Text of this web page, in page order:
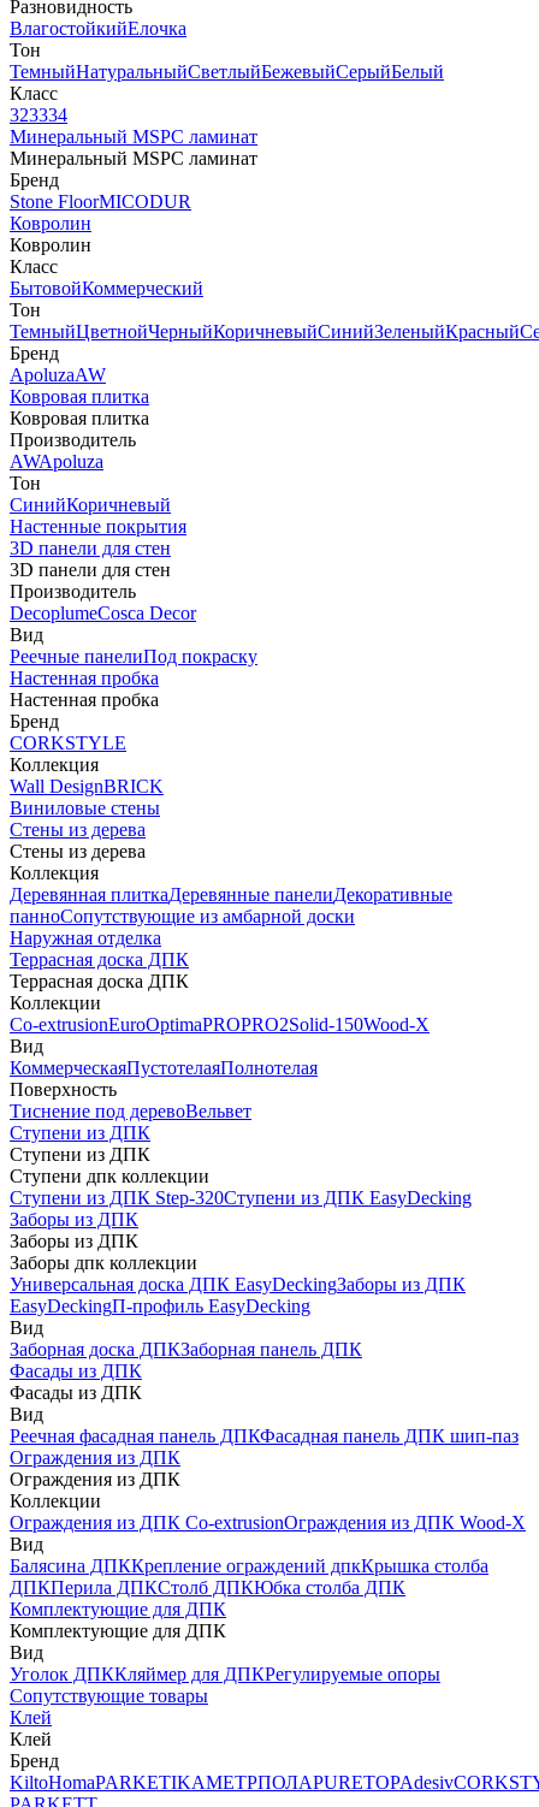
Разновидность
ВлагостойкийЕлочка
Тон
ТемныйНатуральныйСветлыйБежевыйСерыйБелый
Класс
323334
Минеральный MSPC ламинат
Минеральный MSPC ламинат
Бренд
Stone FloorMICODUR
Ковролин
Ковролин
Класс
БытовойКоммерческий
Тон
ТемныйЦветнойЧерныйКоричневыйСинийЗеленыйКрасный
Бренд
ApoluzaAW
Ковровая плитка
Ковровая плитка
Производитель
AWApoluza
Тон
СинийКоричневый
Настенные покрытия
3D панели для стен
3D панели для стен
Производитель
DecoplumeCosca Decor
Вид
Реечные панелиПод покраску
Настенная пробка
Настенная пробка
Бренд
CORKSTYLE
Коллекция
Wall DesignBRICK
Виниловые стены
Стены из дерева
Стены из дерева
Коллекция
Деревянная плиткаДеревянные панелиДекоративные
панноСопутствующие из амбарной доски
Наружная отделка
Террасная доска ДПК
Террасная доска ДПК
Коллекции
Co-extrusionEuroOptimaPROPRO2Solid-150Wood-X
Вид
КоммерческаяПустотелаяПолнотелая
Поверхность
Тиснение под деревоВельвет
Ступени из ДПК
Ступени из ДПК
Ступени дпк коллекции
Ступени из ДПК Step-320Ступени из ДПК EasyDecking
Заборы из ДПК
Заборы из ДПК
Заборы дпк коллекции
Универсальная доска ДПК EasyDeckingЗаборы из ДПК
EasyDeckingП-профиль EasyDecking
Вид
Заборная доска ДПКЗаборная панель ДПК
Фасады из ДПК
Фасады из ДПК
Вид
Реечная фасадная панель ДПКФасадная панель ДПК шип-паз
Ограждения из ДПК
Ограждения из ДПК
Коллекции
Ограждения из ДПК Co-extrusionОграждения из ДПК Wood-X
Вид
Балясина ДПККрепление ограждений дпкКрышка столба
ДПКПерила ДПКСтолб ДПКЮбка столба ДПК
Комплектующие для ДПК
Комплектующие для ДПК
Вид
Уголок ДПККляймер для ДПКРегулируемые опоры
Сопутствующие товары
Клей
Клей
Бренд
KiltoHomaPARKETIKAМЕТРПОЛАPURETOPAdesiv